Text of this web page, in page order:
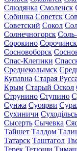
Слюдянка Смоленск
Собинка Советск
Советский Сокол
Солнечногорск
Сорокино Сорочинск
Сосновоборск
Спас-Клепики
Среднеколымск
Купавна Старая Русса
Крым Старый Оскол
Струнино Ступино
Сунжа Суоярви
Сухиничи
Сысерть Сычевка
Тайшет Талдом
Татарск Таштагол
Терек Тетюши